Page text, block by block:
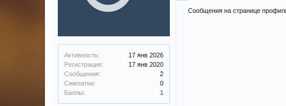
Активность:
17 янв 2026
Регистрация:
17 янв 2020
Сообщения:
2
Симпатии:
0
Баллы:
1
Сообщения на странице